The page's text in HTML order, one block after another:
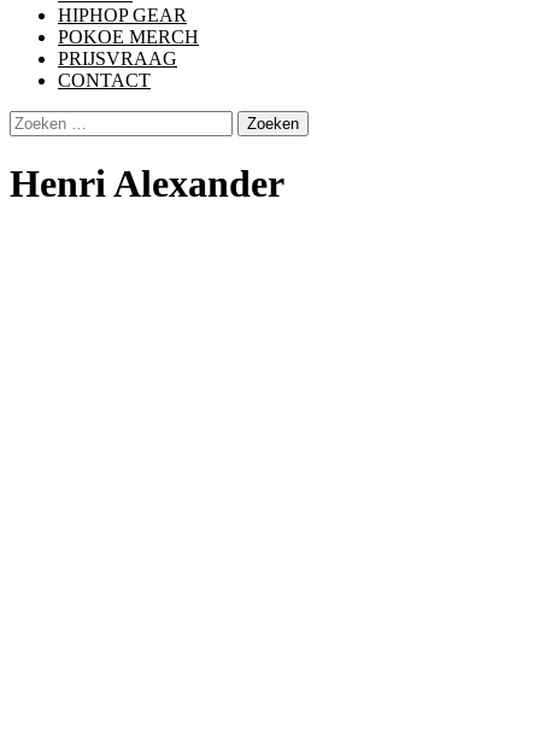
HIPHOP GEAR
POKOE MERCH
PRIJSVRAAG
CONTACT
Zoeken
naar:
Henri Alexander